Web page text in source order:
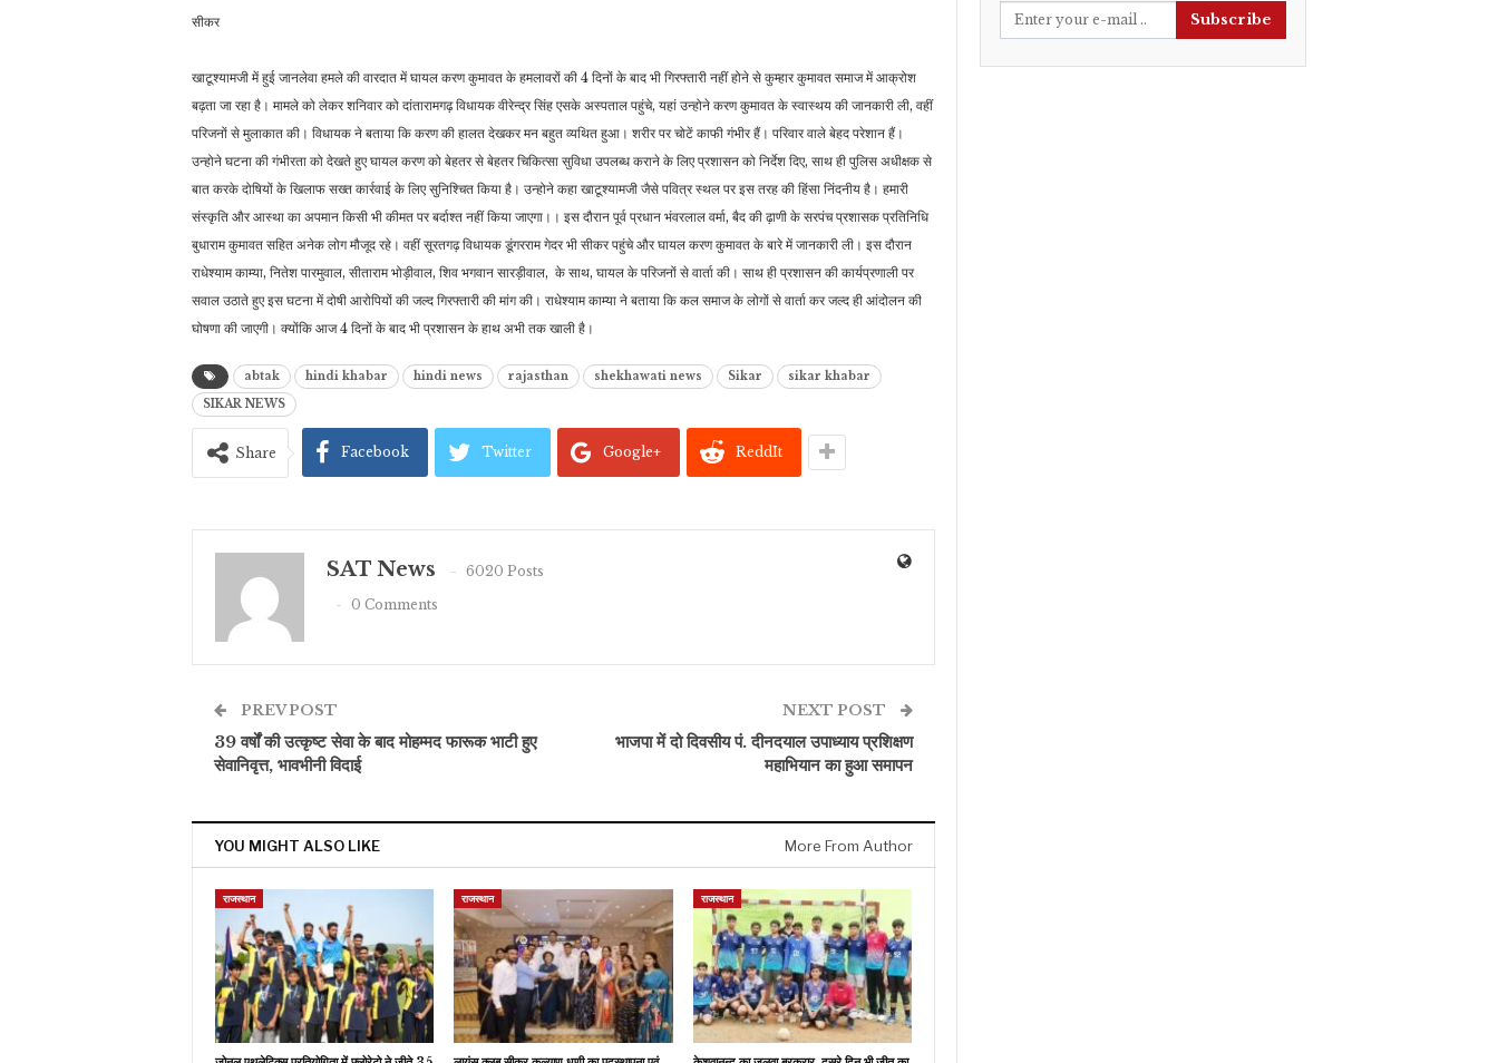
सीकर
खाटूश्यामजी में हुई जानलेवा हमले की वारदात में घायल करण कुमावत के हमलावरों की 4 दिनों के बाद भी गिरफ्तारी नहीं होने से कुम्हार कुमावत समाज में आक्रोश
बढ़ता जा रहा है। मामले को लेकर शनिवार को दांतारामगढ़ विधायक वीरेन्द्र सिंह एसके अस्पताल पहुंचे, यहां उन्होने करण कुमावत के स्वास्थय की जानकारी ली, वहीं
परिजनों से मुलाकात की। विधायक ने बताया कि करण की हालत देखकर मन बहुत व्यथित हुआ। शरीर पर चोटें काफी गंभीर हैं। परिवार वाले बेहद परेशान हैं।
उन्होने घटना की गंभीरता को देखते हुए घायल करण को बेहतर से बेहतर चिकित्सा सुविधा उपलब्ध कराने के लिए प्रशासन को निर्देश दिए, साथ ही पुलिस अधीक्षक से
बात करके दोषियों के खिलाफ सख्त कार्रवाई के लिए सुनिश्चित किया है। उन्होने कहा खाटूश्यामजी जैसे पवित्र स्थल पर इस तरह की हिंसा निंदनीय है। हमारी
संस्कृति और आस्था का अपमान किसी भी कीमत पर बर्दाश्त नहीं किया जाएगा।। इस दौरान पूर्व प्रधान भंवरलाल वर्मा, बैद की ढ़ाणी के सरपंच प्रशासक प्रतिनिधि
बुधाराम कुमावत सहित अनेक लोग मौजूद रहे। वहीं सूरतगढ़ विधायक डूंगरराम गेदर भी सीकर पहुंचे और घायल करण कुमावत के बारे में जानकारी ली। इस दौरान
राधेश्याम काम्या, नितेश पारमुवाल, सीताराम भोड़ीवाल, शिव भगवान सारड़ीवाल, के साथ, घायल के परिजनों से वार्ता की। साथ ही प्रशासन की कार्यप्रणाली पर
सवाल उठाते हुए इस घटना में दोषी आरोपियों की जल्द गिरफ्तारी की मांग की। राधेश्याम काम्या ने बताया कि कल समाज के लोगों से वार्ता कर जल्द ही आंदोलन की
घोषणा की जाएगी। क्योंकि आज 4 दिनों के बाद भी प्रशासन के हाथ अभी तक खाली है।
abtak hindi khabar hindi news rajasthan shekhawati news Sikar
sikar khabar
SIKAR NEWS
Share Facebook Twitter Google+ ReddIt
SAT News
6020 Posts
0 Comments
PREV POST
39 वर्षों की उत्कृष्ट सेवा के बाद मोहम्मद फारूक भाटी हुए
सेवानिवृत्त, भावभीनी विदाई
NEXT POST
भाजपा में दो दिवसीय पं. दीनदयाल उपाध्याय प्रशिक्षण
महाभियान का हुआ समापन
YOU MIGHT ALSO LIKE More From Author
राजस्थान राजस्थान राजस्थान
Subscribe